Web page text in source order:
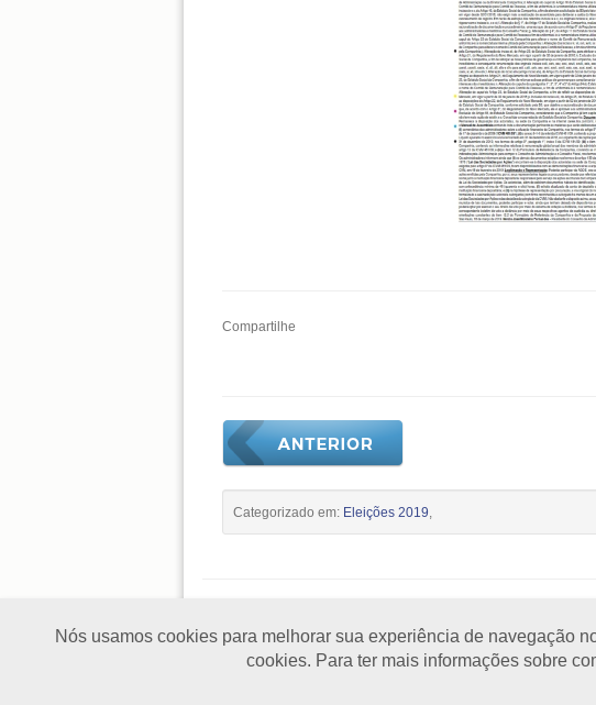
Compartilhe
Categorizado em: Eleições 2019
Home| Institucional | Benefícios| Publicações|
Nós usamos cookies para melhorar sua experiência de navegação
cookies. Para ter mais informações sobre